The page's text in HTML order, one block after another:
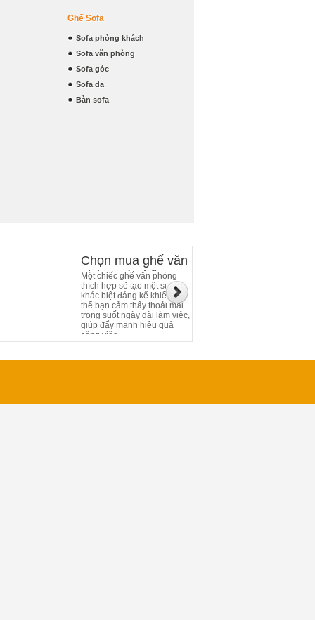
Ghế Sofa
Sofa phòng khách
Sofa văn phòng
Sofa góc
Sofa da
Bàn sofa
Chọn mua ghế văn
phòng và những
điều cần chú ý
Một chiếc ghế văn phòng
thích hợp sẽ tạo một sự
khác biệt đáng kể khiến cơ
thể bạn cảm thấy thoải mái
trong suốt ngày dài làm việc,
giúp đẩy mạnh hiệu quả
công việc.